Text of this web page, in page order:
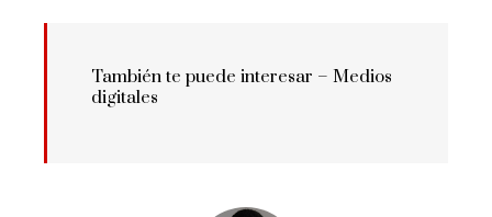
También te puede interesar – Medios
digitales